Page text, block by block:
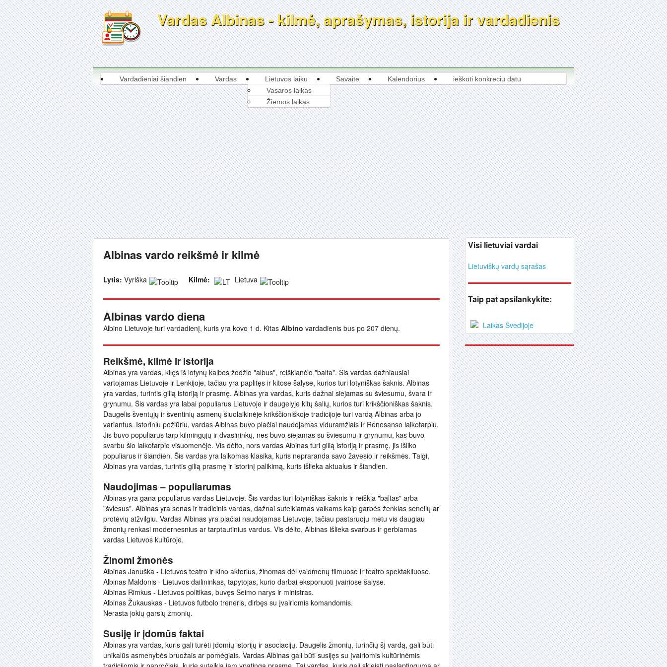
Vardas Albinas - kilmė, aprašymas, istorija ir vardadienis
Vardadieniai šiandien Vardas
Lietuvos laiku
Vasaros laikas
Žiemos laikas
Savaite Kalendorius ieškoti konkreciu datu
Albinas vardo reikšmė ir kilmė
Lytis: Vyriška Kilmė: Lietuva
Albinas vardo diena
Albino Lietuvoje turi vardadienį, kuris yra kovo 1 d. Kitas Albino vardadienis bus po 207 dienų.
Reikšmė, kilmė ir istorija
Albinas yra vardas, kilęs iš lotynų kalbos žodžio "albus", reiškiančio "balta". Šis vardas dažniausiai
vartojamas Lietuvoje ir Lenkijoje, tačiau yra paplitęs ir kitose šalyse, kurios turi lotyniškas šaknis. Albinas
yra vardas, turintis gilią istoriją ir prasmę. Albinas yra vardas, kuris dažnai siejamas su šviesumu, švara ir
grynumu. Šis vardas yra labai populiarus Lietuvoje ir daugelyje kitų šalių, kurios turi krikščioniškas šaknis.
Daugelis šventųjų ir šventinių asmenų šiuolaikinėje krikščioniškoje tradicijoje turi vardą Albinas arba jo
variantus. Istoriniu požiūriu, vardas Albinas buvo plačiai naudojamas viduramžiais ir Renesanso laikotarpiu.
Jis buvo populiarus tarp kilmingųjų ir dvasininkų, nes buvo siejamas su šviesumu ir grynumu, kas buvo
svarbu šio laikotarpio visuomenėje. Vis dėlto, nors vardas Albinas turi gilią istoriją ir prasmę, jis išliko
populiarus ir šiandien. Šis vardas yra laikomas klasika, kuris nepraranda savo žavesio ir reikšmės. Taigi,
Albinas yra vardas, turintis gilią prasmę ir istorinį palikimą, kuris išlieka aktualus ir šiandien.
Naudojimas – populiarumas
Albinas yra gana populiarus vardas Lietuvoje. Šis vardas turi lotyniškas šaknis ir reiškia "baltas" arba
"šviesus". Albinas yra senas ir tradicinis vardas, dažnai suteikiamas vaikams kaip garbės ženklas senelių ar
protėvių atžvilgiu. Vardas Albinas yra plačiai naudojamas Lietuvoje, tačiau pastaruoju metu vis daugiau
žmonių renkasi modernesnius ar tarptautinius vardus. Vis dėlto, Albinas išlieka svarbus ir gerbiamas
vardas Lietuvos kultūroje.
Žinomi žmonės
Albinas Januška - Lietuvos teatro ir kino aktorius, žinomas dėl vaidmenų filmuose ir teatro spektakliuose.
Albinas Maldonis - Lietuvos dailininkas, tapytojas, kurio darbai eksponuoti įvairiose šalyse.
Albinas Rimkus - Lietuvos politikas, buvęs Seimo narys ir ministras.
Albinas Žukauskas - Lietuvos futbolo treneris, dirbęs su įvairiomis komandomis.
Nerasta jokių garsių žmonių.
Susiję ir įdomūs faktai
Albinas yra vardas, kuris gali turėti įdomių istorijų ir asociacijų. Daugelis žmonių, turinčių šį vardą, gali būti
unikalūs asmenybės bruožais ar pomėgiais. Vardas Albinas gali būti susijęs su įvairiomis kultūrinėmis
Visi lietuviai vardai
Lietuviškų vardų sąrašas
Taip pat apsilankykite:
Laikas Švedijoje